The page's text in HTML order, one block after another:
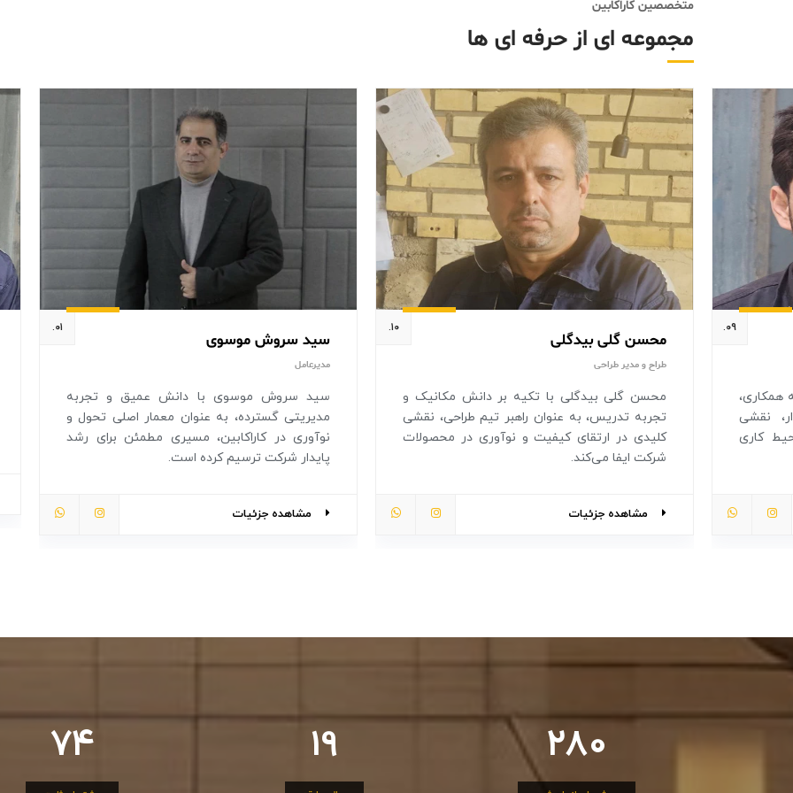
متخصصین کاراکابین
مجموعه ای از حرفه ای ها
همکاری،
نقشی
کاری
۰۹.
محسن گلی بیدگلی
طراح و مدیر طراحی
محسن گلی بیدگلی با تکیه بر دانش مکانیک و
تجربه تدریس، به عنوان راهبر تیم طراحی، نقشی
کلیدی در ارتقای کیفیت و نوآوری در محصولات
شرکت ایفا می‌کند.
۱۰.
مشاهده جزئیات
سید سروش موسوی
مدیرعامل
سید سروش موسوی با دانش عمیق و تجربه
مدیریتی گسترده، به عنوان معمار اصلی تحول و
نوآوری در کاراکابین، مسیری مطمئن برای رشد
پایدار شرکت ترسیم کرده است.
۰۱.
مشاهده جزئیات
368
25
97